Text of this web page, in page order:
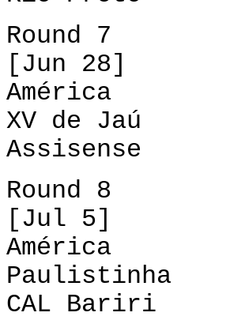
Round 7
[Jun 28]
América
XV de
Assisense
Round 8
[Jul 5]
América
Paulistinha
CAL Bariri